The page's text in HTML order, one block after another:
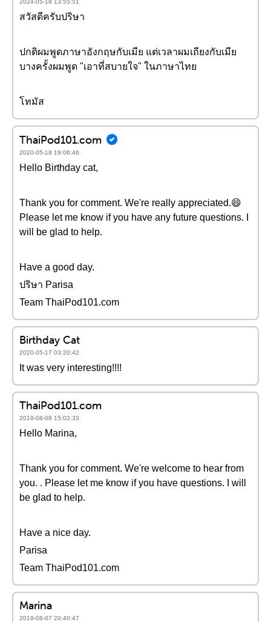
2024-05-18 13:55:51
สวัสดีครับปริษา
ปกติผมพูดภาษาอังกฤษกับเมีย แต่เวลาผมเถียงกับเมีย
บางครั้งผมพูด "เอาที่สบายใจ" ในภาษาไทย
โทมัส
ThaiPod101.com
2020-05-18 19:06:46
Hello Birthday cat,
Thank you for comment. We're really appreciated.😄
Please let me know if you have any future questions. I
will be glad to help.
Have a good day.
ปริษา Parisa
Team ThaiPod101.com
Birthday Cat
2020-05-17 03:20:42
It was very interesting!!!!
ThaiPod101.com
2019-08-08 15:02:33
Hello Marina,
Thank you for comment. We're welcome to hear from
you. . Please let me know if you have questions. I will
be glad to help.
Have a nice day.
Parisa
Team ThaiPod101.com
Marina
2019-08-07 20:40:47